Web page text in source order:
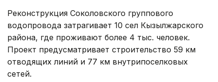
Реконструкция Соколовского группового
водопровода затрагивает 10 сел Кызылжарского
района, где проживают более 4 тыс. человек.
Проект предусматривает строительство 59 км
отводящих линий и 77 км внутрипоселковых
сетей.